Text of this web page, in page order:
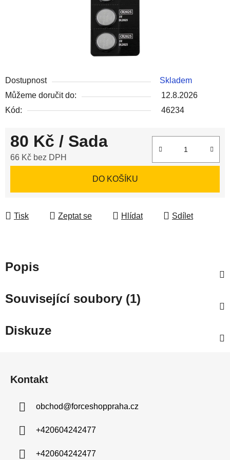
Dostupnost
Skladem
Můžeme doručit do:
12.8.2026
Kód:
46234
80 Kč / Sada
66 Kč bez DPH
DO KOŠÍKU
Tisk Zeptat se Hlídat Sdílet
Popis
Související soubory (1)
Diskuze
Kontakt
obchod@forceshoppraha.cz
+420604242477
+420604242477